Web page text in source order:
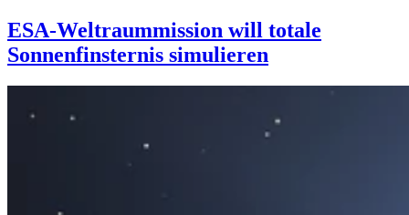
ESA-Weltraummission will totale
Sonnenfinsternis simulieren